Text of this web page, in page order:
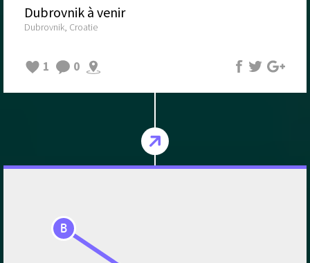
Dubrovnik à venir
Dubrovnik, Croatie
1 0
B